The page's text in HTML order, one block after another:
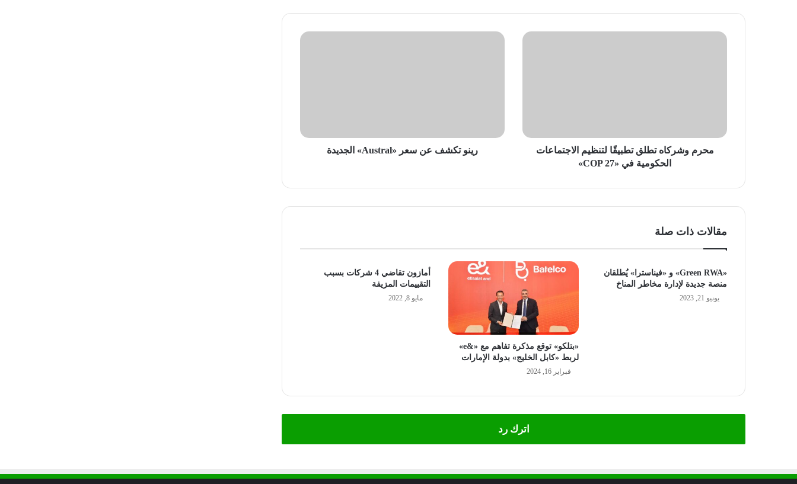
محرم
«COP
محرم وشركاه تطلق تطبيقًا لتنظيم الاجتماعات
الحكومية في «COP 27»
رينو
رينو تكشف عن سعر «Austral» الجديدة
مقالات ذات صلة
«Green RWA» و «فيناسترا» يُطلقان
منصة جديدة لإدارة مخاطر المناخ
يونيو 21, 2023
«بتلكو» توقع مذكرة تفاهم مع «&e»
لربط «كابل الخليج» بدولة الإمارات
فبراير 16, 2024
أمازون تقاضي 4 شركات بسبب
التقييمات المزيفة
مايو 8, 2022
اترك رد